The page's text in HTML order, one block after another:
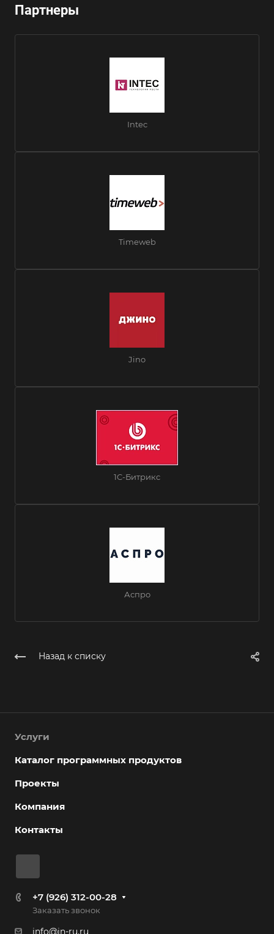
Партнеры
Intec
Timeweb
Jino
1C-Битрикс
Аспро
Назад к списку
Услуги
Каталог программных продуктов
Проекты
Компания
Контакты
+7 (926) 312-00-28
Заказать звонок
info@in-ru.ru